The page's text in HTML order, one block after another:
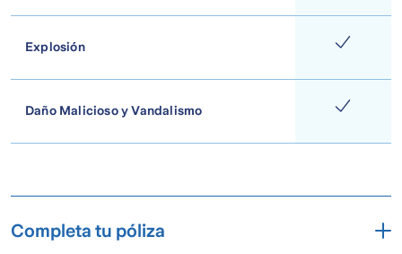
Explosión
Daño Malicioso y Vandalismo
Completa tu póliza